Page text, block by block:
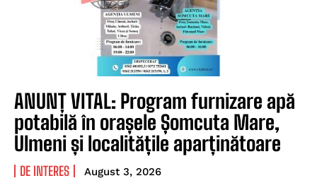
ANUNȚ VITAL: Program furnizare apă
potabilă în orașele Șomcuta Mare,
Ulmeni și localitățile aparținătoare
DE INTERES August 3, 2026